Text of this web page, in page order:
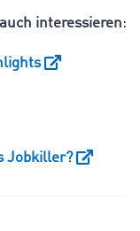
interessieren:
Jobkiller?